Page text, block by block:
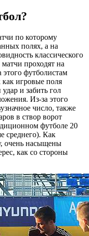
по которому
полях, а на
классического
проходят на
футболистам
как игровые поля
и забить гол
Из-за этого
число, также
в створ ворот
футболе 20
среднего). Как
очень насыщены
как со стороны